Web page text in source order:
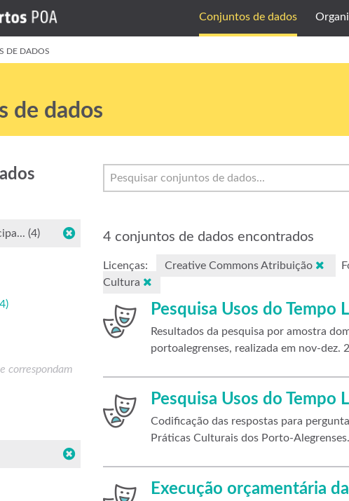
Conjuntos de dados
DE DADOS
de dados
4 conjuntos de dados encontrados
Licenças: Creative Commons Atribuição
Cultura
Pesquisa Usos do Tempo
Resultados da pesquisa por amostra
portoalegrenses, realizada em nov-dez.
Pesquisa Usos do Tempo
Codificação das respostas para
Práticas Culturais dos Porto-Alegrenses.
Execução orçamentária
(4)
correspondam